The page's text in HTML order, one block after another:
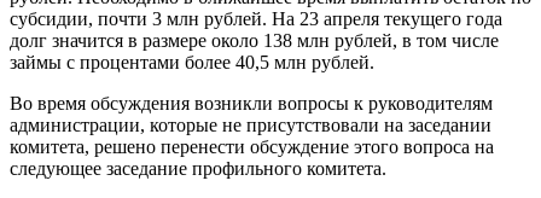
субсидии, почти 3 млн рублей. На 23 апреля текущего года
долг значится в размере около 138 млн рублей, в том числе
займы с процентами более 40,5 млн рублей.
Во время обсуждения возникли вопросы к руководителям
администрации, которые не присутствовали на заседании
комитета, решено перенести обсуждение этого вопроса на
следующее заседание профильного комитета.